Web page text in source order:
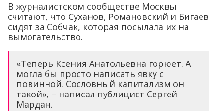
В журналистском сообществе Москвы
считают, что Суханов, Романовский и Бигаев
сидят за Собчак, которая посылала их на
вымогательство.
«Теперь Ксения Анатольевна горюет. А
могла бы просто написать явку с
повинной. Сословный капитализм он
такой», – написал публицист Сергей
Мардан.